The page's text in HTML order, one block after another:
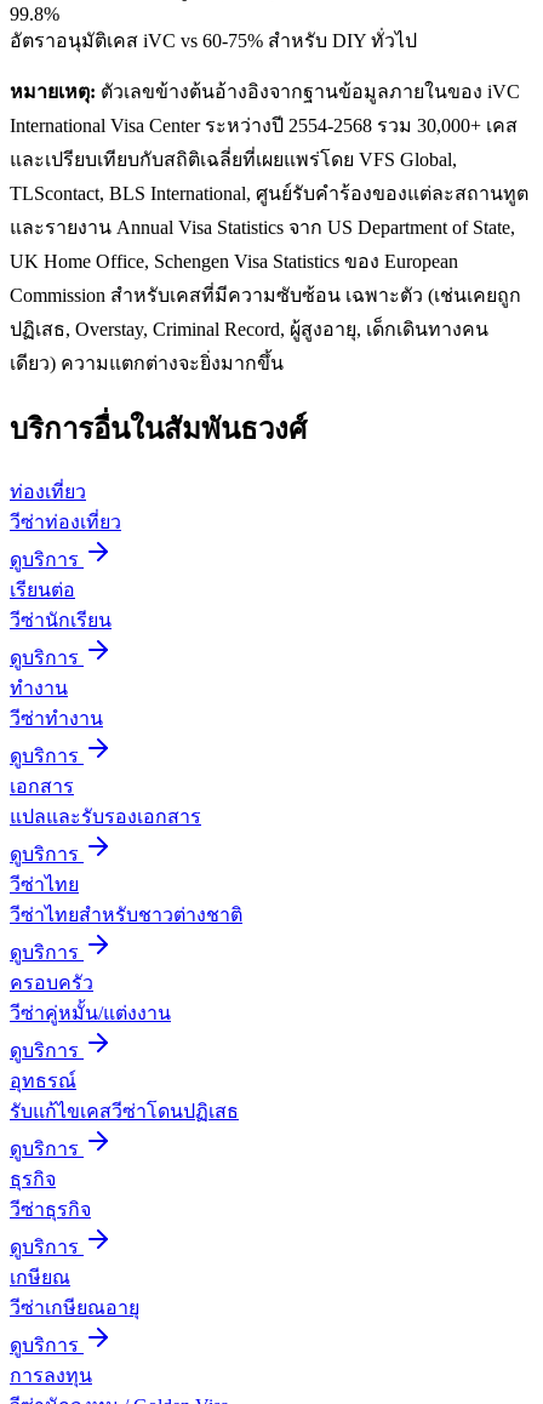
99.8%
อัตราอนุมัติเคส iVC vs 60-75% สำหรับ DIY ทั่วไป
หมายเหตุ: ตัวเลขข้างต้นอ้างอิงจากฐานข้อมูลภายในของ iVC
International Visa Center ระหว่างปี 2554-2568 รวม 30,000+ เคส
และเปรียบเทียบกับสถิติเฉลี่ยที่เผยแพร่โดย VFS Global,
TLScontact, BLS International, ศูนย์รับคำร้องของแต่ละสถานทูต
และรายงาน Annual Visa Statistics จาก US Department of State,
UK Home Office, Schengen Visa Statistics ของ European
Commission สำหรับเคสที่มีความซับซ้อน เฉพาะตัว (เช่นเคยถูก
ปฏิเสธ, Overstay, Criminal Record, ผู้สูงอายุ, เด็กเดินทางคน
เดียว) ความแตกต่างจะยิ่งมากขึ้น
บริการอื่นในสัมพันธวงศ์
ท่องเที่ยว
วีซ่าท่องเที่ยว
ดูบริการ
เรียนต่อ
วีซ่านักเรียน
ดูบริการ
ทำงาน
วีซ่าทำงาน
ดูบริการ
เอกสาร
แปลและรับรองเอกสาร
ดูบริการ
วีซ่าไทย
วีซ่าไทยสำหรับชาวต่างชาติ
ดูบริการ
ครอบครัว
วีซ่าคู่หมั้น/แต่งงาน
ดูบริการ
อุทธรณ์
รับแก้ไขเคสวีซ่าโดนปฏิเสธ
ดูบริการ
ธุรกิจ
วีซ่าธุรกิจ
ดูบริการ
เกษียณ
วีซ่าเกษียณอายุ
ดูบริการ
การลงทุน